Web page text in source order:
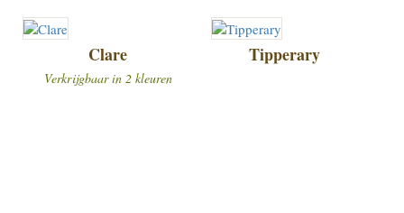
Clare
Verkrijgbaar in 2 kleuren
Tipperary